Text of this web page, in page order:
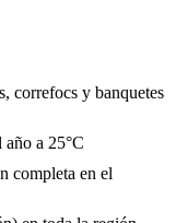
correfocs y banquetes
año a 25°C
completa en el